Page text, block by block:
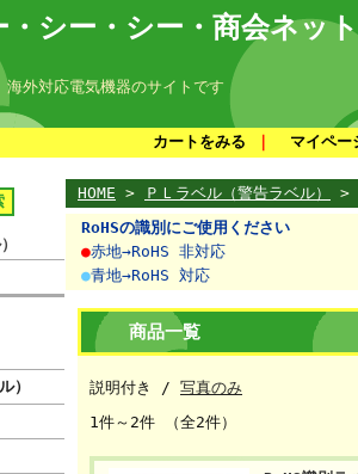
・シー・シー・商会ネッ
外対応電気機器のサイトです
カートをみる
マイペー
）
HOME > ＰＬラベル（警告ラベル）
>
RoHSの識別にご使用ください
●赤地→RoHS 非対応
●青地→RoHS 対応
商品一覧
説明付き / 写真のみ
1件～2件 （全2件）